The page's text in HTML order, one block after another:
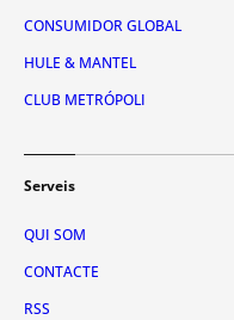
CONSUMIDOR GLOBAL
HULE & MANTEL
CLUB METRÓPOLI
Serveis
QUI SOM
CONTACTE
RSS